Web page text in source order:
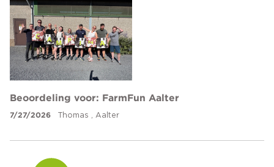
Beoordeling voor: FarmFun Aalter
7/27/2026 Thomas , Aalter